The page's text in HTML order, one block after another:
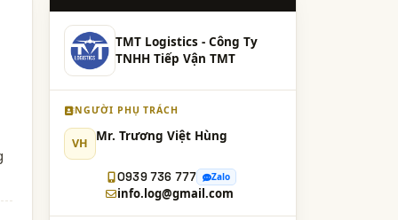
TMT Logistics - Công Ty
TNHH Tiếp Vận TMT
NGƯỜI PHỤ TRÁCH
VH Mr. Trương Việt Hùng
0939 736 777 Zalo
info.log@gmail.com